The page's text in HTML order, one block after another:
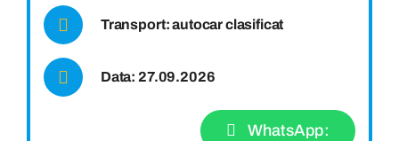
Transport: autocar clasificat
Data: 27.09.2026
WhatsApp: